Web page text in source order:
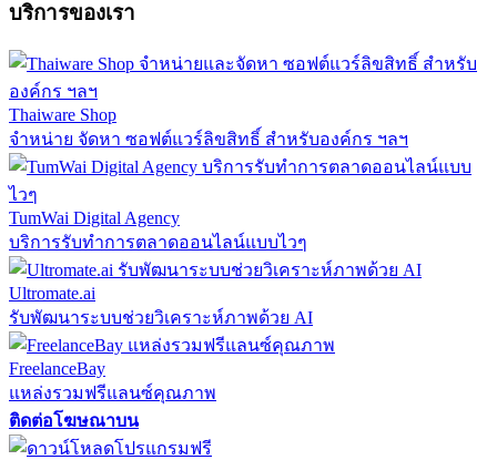
บริการของเรา
Thaiware Shop
จำหน่าย จัดหา ซอฟต์แวร์ลิขสิทธิ์ สำหรับองค์กร ฯลฯ
TumWai Digital Agency
บริการรับทำการตลาดออนไลน์แบบไวๆ
Ultromate.ai
รับพัฒนาระบบช่วยวิเคราะห์ภาพด้วย AI
FreelanceBay
แหล่งรวมฟรีแลนซ์คุณภาพ
ติดต่อโฆษณาบน